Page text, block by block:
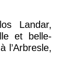
Landar,
et belle-
l’Arbresle,